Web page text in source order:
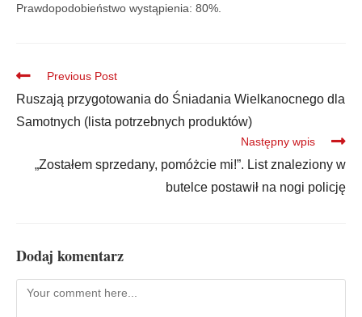
Prawdopodobieństwo wystąpienia: 80%.
Previous Post
Ruszają przygotowania do Śniadania Wielkanocnego dla
Samotnych (lista potrzebnych produktów)
Następny wpis
„Zostałem sprzedany, pomóżcie mi!”. List znaleziony w
butelce postawił na nogi policję
Dodaj komentarz